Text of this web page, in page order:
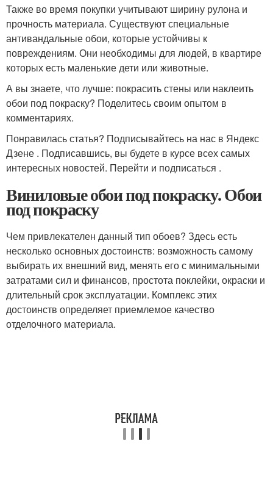
Также во время покупки учитывают ширину рулона и
прочность материала. Существуют специальные
антивандальные обои, которые устойчивы к
повреждениям. Они необходимы для людей, в квартире
которых есть маленькие дети или животные.
А вы знаете, что лучше: покрасить стены или наклеить
обои под покраску? Поделитесь своим опытом в
комментариях.
Понравилась статья? Подписывайтесь на нас в Яндекс
Дзене . Подписавшись, вы будете в курсе всех самых
интересных новостей. Перейти и подписаться .
Виниловые обои под покраску. Обои
под покраску
Чем привлекателен данный тип обоев? Здесь есть
несколько основных достоинств: возможность самому
выбирать их внешний вид, менять его с минимальными
затратами сил и финансов, простота поклейки, окраски и
длительный срок эксплуатации. Комплекс этих
достоинств определяет приемлемое качество
отделочного материала.